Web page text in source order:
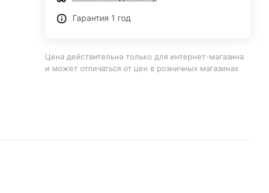
Гарантия 1 год
Цена действительна только для интернет-магазина
и может отличаться от цен в розничных магазинах